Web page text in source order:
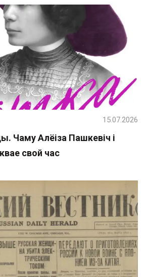
Чаму Алёіза Пашкевіч і
свой час
15.07.2026